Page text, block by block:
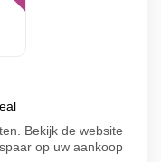
Bekijk de website
op uw aankoop